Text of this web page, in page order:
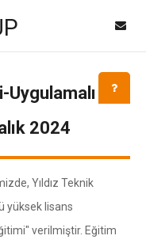
Uygulamalı
2024
Yıldız Teknik
yüksek lisans
verilmiştir. Eğitim